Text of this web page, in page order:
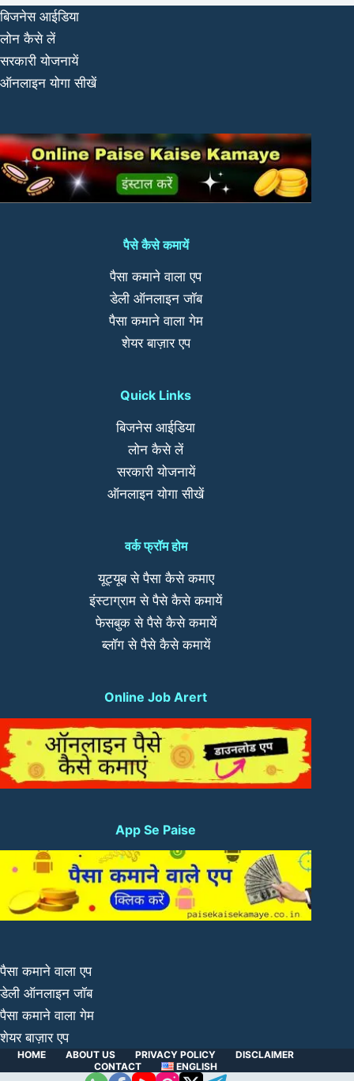
बिजनेस आईडिया
लोन कैसे लें
सरकारी योजनायें
ऑनलाइन योगा सीखें
पैसे कैसे कमायें
पैसा कमाने वाला एप
डेली ऑनलाइन जॉब
पैसा कमाने वाला गेम
शेयर बाज़ार एप
Quick Links
बिजनेस आईडिया
लोन कैसे लें
सरकारी योजनायें
ऑनलाइन योगा सीखें
वर्क फ्रॉम होम
यूट्यूब से पैसा कैसे कमाए
इंस्टाग्राम से पैसे कैसे कमायें
फेसबुक से पैसे कैसे कमायें
ब्लॉग से पैसे कैसे कमायें
Online Job Arert
App Se Paise
पैसा कमाने वाला एप
डेली ऑनलाइन जॉब
पैसा कमाने वाला गेम
शेयर बाज़ार एप
HOME ABOUT US PRIVACY POLICY
DISCLAIMER
CONTACT
ENGLISH